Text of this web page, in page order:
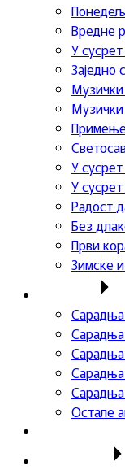
Вредне
У
Заједно
Музички
У
У
Радост
Без
Први
Зимске
Сарадња
Сарадња
Остале